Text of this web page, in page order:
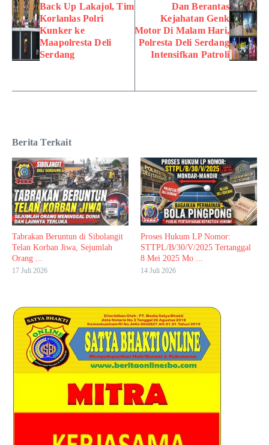
Back Up Lakajol, Tim
Korlanlas Polri
Kunker ke
Maapolresta Deli
Serdang
Dan Berantas
Kejahatan Genk
Motor Di Malam Hari,
Polresta Deli Serdang
Intensifkan Patroli
Berita Terkait
Tabrakan Beruntun di Sibolangit
Telan Korban Jiwa, Sejumlah
Orang ...
17 Juli 2026
Proses Hukum LP Nomor:
STTPL/B/30/V/2025 Tertanggal
8 Mei 2025 Mo ...
14 Juli 2026